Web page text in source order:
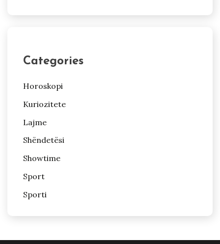
Categories
Horoskopi
Kuriozitete
Lajme
Shëndetësi
Showtime
Sport
Sporti